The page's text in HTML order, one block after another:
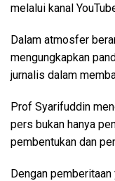
melalui kanal
Dalam atmosfer
mengungkapkan
jurnalis dalam
Prof Syarifuddin
pers bukan hanya
pembentukan dan
Dengan